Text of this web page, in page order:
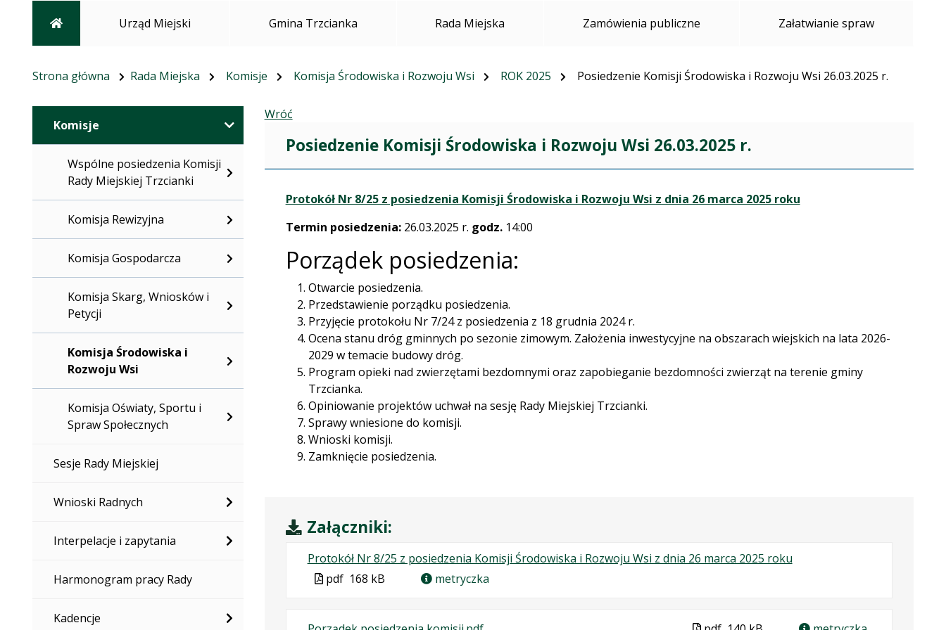
Strona głównaUrząd Miejski Gmina Trzcianka Rada Miejska Zamówienia publiczne Załatwianie spraw
Strona główna Rada Miejska Komisje Komisja Środowiska i Rozwoju Wsi ROK 2025 Posiedzenie Komisji Środowiska i Rozwoju Wsi 26.03.2025 r.
Komisje
Wspólne posiedzenia Komisji
Rady Miejskiej Trzcianki
Komisja Rewizyjna
Komisja Gospodarcza
Komisja Skarg, Wniosków i
Petycji
Komisja Środowiska i
Rozwoju Wsi
Komisja Oświaty, Sportu i
Spraw Społecznych
Sesje Rady Miejskiej
Wnioski Radnych
Interpelacje i zapytania
Harmonogram pracy Rady
Kadencje
Wróć
Posiedzenie Komisji Środowiska i Rozwoju Wsi 26.03.2025 r.
Protokół Nr 8/25 z posiedzenia Komisji Środowiska i Rozwoju Wsi z dnia 26 marca 2025 roku
Termin posiedzenia:26.03.2025 r. godz.14:00
Porządek posiedzenia:
Otwarcie posiedzenia.
Przedstawienie porządku posiedzenia.
Przyjęcie protokołu Nr 7/24 z posiedzenia z 18 grudnia 2024 r.
Ocena stanu dróg gminnych po sezonie zimowym. Założenia inwestycyjne na obszarach wiejskich na lata 2026-
2029 w temacie budowy dróg.
Program opieki nad zwierzętami bezdomnymi oraz zapobieganie bezdomności zwierząt na terenie gminy
Trzcianka.
Opiniowanie projektów uchwał na sesję Rady Miejskiej Trzcianki.
Sprawy wniesione do komisji.
Wnioski komisji.
Zamknięcie posiedzenia.
Załączniki:
Protokół Nr 8/25 z posiedzenia Komisji Środowiska i Rozwoju Wsi z dnia 26 marca 2025 roku.
pdf
.
kB
.
nowej
Plik
pdf 168 kB metryczka